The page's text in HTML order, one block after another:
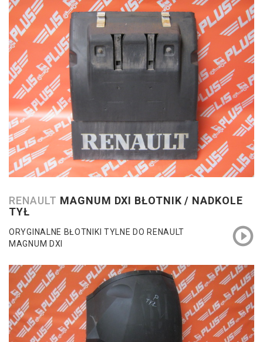
RENAULT MAGNUM DXI BŁOTNIK / NADKOLE
TYŁ
ORYGINALNE BŁOTNIKI TYLNE DO RENAULT
MAGNUM DXI